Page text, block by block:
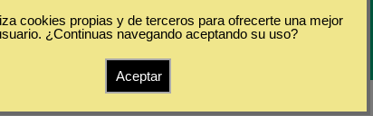
cookies propias y de terceros para ofrecerte una mejor
¿Continuas navegando aceptando su uso?
Aceptar